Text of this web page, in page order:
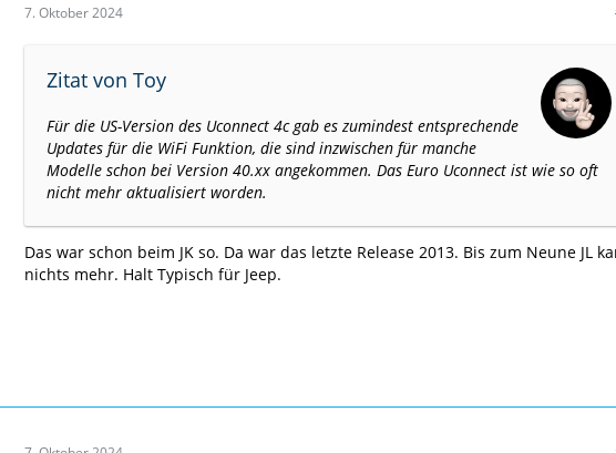
7. Oktober 2024
Zitat von Toy
Für die US-Version des Uconnect 4c gab es zumindest entsprechende
Updates für die WiFi Funktion, die sind inzwischen für manche
Modelle schon bei Version 40.xx angekommen. Das Euro Uconnect ist wie so oft
nicht mehr aktualisiert worden.
Das war schon beim JK so. Da war das letzte Release 2013. Bis zum Neune JL
nichts mehr. Halt Typisch für Jeep.